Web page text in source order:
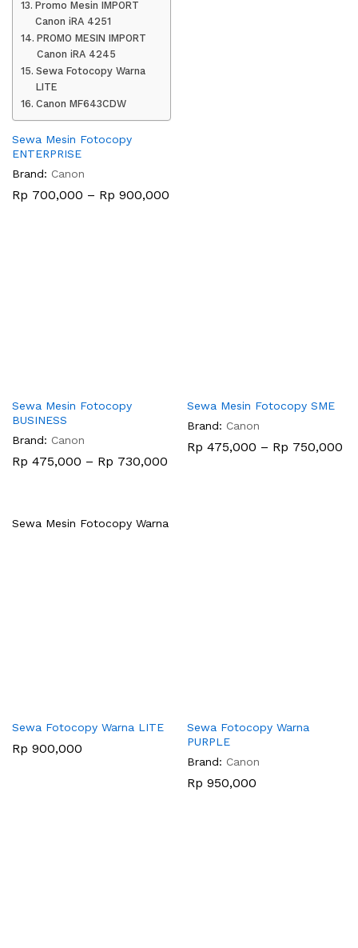
Promo Mesin IMPORT
Canon iRA 4251
PROMO MESIN IMPORT
Canon iRA 4245
Sewa Fotocopy Warna
LITE
Canon MF643CDW
Sewa Mesin Fotocopy
ENTERPRISE
Brand: Canon
Rp 700,000 – Rp 900,000
Sewa Mesin Fotocopy
BUSINESS
Brand: Canon
Rp 475,000 – Rp 730,000
Sewa Mesin Fotocopy SME
Brand: Canon
Rp 475,000 – Rp 750,000
Sewa Mesin Fotocopy Warna
Sewa Fotocopy Warna LITE
Rp 900,000
Sewa Fotocopy Warna
PURPLE
Brand: Canon
Rp 950,000